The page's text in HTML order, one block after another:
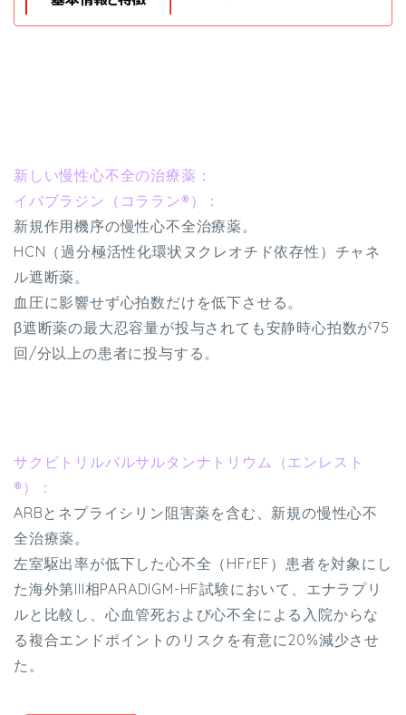
新しい慢性心不全の治療薬：
イバブラジン（コララン®）：
新規作用機序の慢性心不全治療薬。
HCN（過分極活性化環状ヌクレオチド依存性）チャネ
ル遮断薬。
血圧に影響せず心拍数だけを低下させる。
β遮断薬の最大忍容量が投与されても安静時心拍数が75
回/分以上の患者に投与する。
サクビトリルバルサルタンナトリウム（エンレスト
®）：
ARBとネプライシリン阻害薬を含む、新規の慢性心不
全治療薬。
左室駆出率が低下した心不全（HFrEF）患者を対象にし
た海外第III相PARADIGM-HF試験において、エナラプリ
ルと比較し、心血管死および心不全による入院からな
る複合エンドポイントのリスクを有意に20%減少させ
た。